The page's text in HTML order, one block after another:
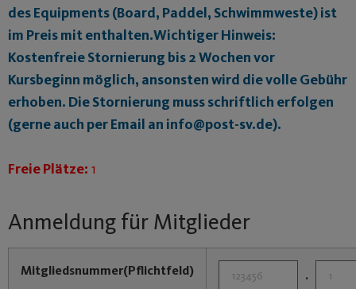
des Equipments (Board, Paddel, Schwimmweste) ist
im Preis mit enthalten.Wichtiger Hinweis:
Kostenfreie Stornierung bis 2 Wochen vor
Kursbeginn möglich, ansonsten wird die volle Gebühr
erhoben. Die Stornierung muss schriftlich erfolgen
(gerne auch per Email an info@post-sv.de).
Freie Plätze: 1
Anmeldung für Mitglieder
Mitgliedsnummer(Pflichtfeld)
.